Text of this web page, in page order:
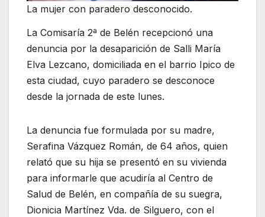
La mujer con paradero desconocido.
La Comisaría 2ª de Belén recepcionó una
denuncia por la desaparición de Salli María
Elva Lezcano, domiciliada en el barrio Ipico de
esta ciudad, cuyo paradero se desconoce
desde la jornada de este lunes.
La denuncia fue formulada por su madre,
Serafina Vázquez Román, de 64 años, quien
relató que su hija se presentó en su vivienda
para informarle que acudiría al Centro de
Salud de Belén, en compañía de su suegra,
Dionicia Martínez Vda. de Silguero, con el